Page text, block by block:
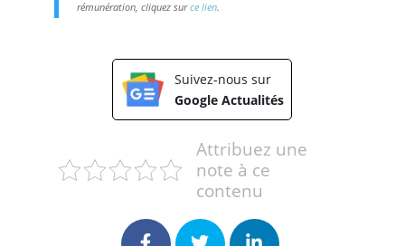
rémunération, cliquez surce lien.
Suivez-nous sur
Google Actualités
Attribuez une
note à ce
contenu